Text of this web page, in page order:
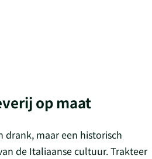
op maat
drank, maar een historisch
de Italiaanse cultuur. Trakteer